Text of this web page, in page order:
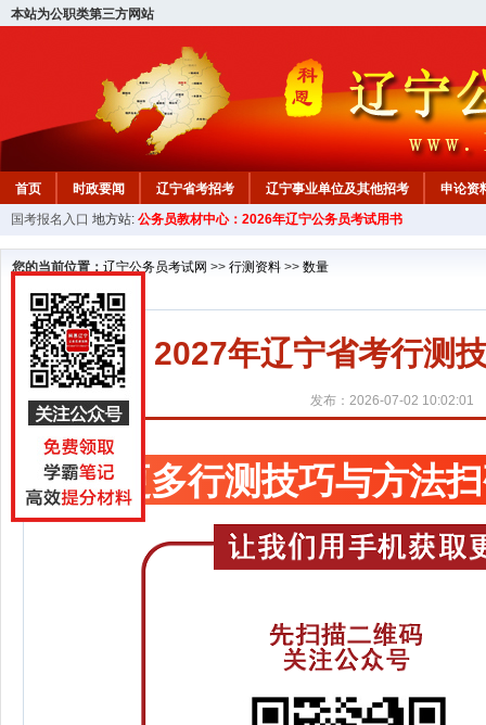
本站为公职类第三方网站
首页 时政要闻 辽宁省考招考 辽宁事业单位及其他招考 申论资
教材中心
国考报名入口 地方站: 公务员教材中心：2026年辽宁公务员考试用书
您的当前位置： 辽宁公务员考试网 >> 行测资料 >> 数量
2027年辽宁省考行测
发布：2026-07-02 10:02:01
更多行测技巧与方法